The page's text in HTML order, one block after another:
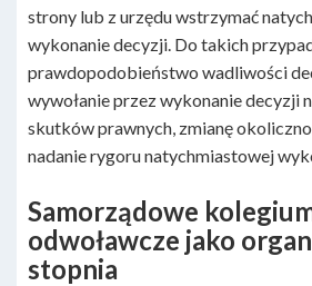
strony lub z urzędu wstrzymać
wykonanie decyzji. Do takich
prawdopodobieństwo wadliwości
wywołanie przez wykonanie decyzji
skutków prawnych, zmianę
nadanie rygoru natychmiastowej
Samorządowe
odwoławcze jako
stopnia